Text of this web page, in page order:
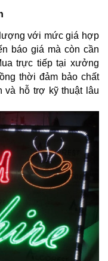
với mức giá hợp
báo giá mà còn cần
trực tiếp tại xưởng
thời đảm bảo chất
và hỗ trợ kỹ thuật lâu